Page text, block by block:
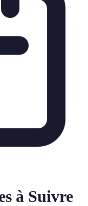
à Suivre